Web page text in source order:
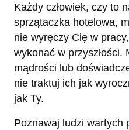
Każdy człowiek, czy to
sprzątaczka hotelowa,
nie wyręczy Cię w
wykonać w przyszłości.
mądrości lub
nie traktuj ich jak
jak Ty.
Poznawaj ludzi wartych